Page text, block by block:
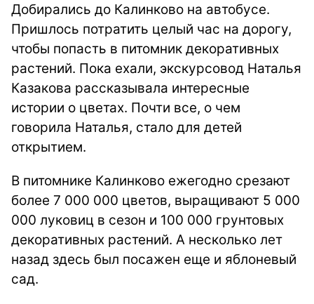
Добирались до Калинково на автобусе.
Пришлось потратить целый час на дорогу,
чтобы попасть в питомник декоративных
растений. Пока ехали, экскурсовод Наталья
Казакова рассказывала интересные
истории о цветах. Почти все, о чем
говорила Наталья, стало для детей
открытием.
В питомнике Калинково ежегодно срезают
более 7 000 000 цветов, выращивают 5 000
000 луковиц в сезон и 100 000 грунтовых
декоративных растений. А несколько лет
назад здесь был посажен еще и яблоневый
сад.